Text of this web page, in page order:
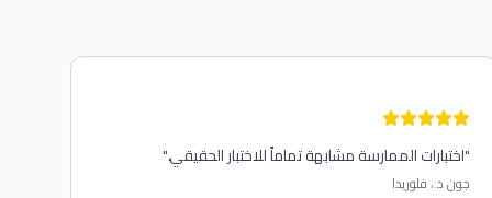
"اختبارات الممارسة مشابهة تماماً للاختبار الحقيقي."
جون د.، فلوريدا